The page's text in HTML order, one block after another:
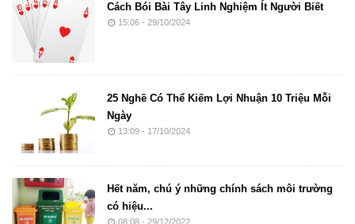
Cách Bói Bài Tây Linh Nghiệm Ít Người Biết
15:06 - 29/10/2024
25 Nghề Có Thể Kiếm Lợi Nhuận 10 Triệu Mỗi
Ngày
13:09 - 17/10/2024
Hết năm, chú ý những chính sách môi trường
có hiệu...
08:08 - 29/12/2022